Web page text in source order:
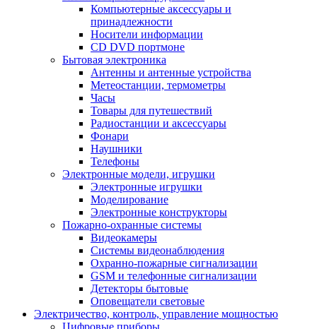
Компьютерные аксессуары и
принадлежности
Носители информации
CD DVD портмоне
Бытовая электроника
Антенны и антенные устройства
Метеостанции, термометры
Часы
Товары для путешествий
Радиостанции и аксессуары
Фонари
Наушники
Телефоны
Электронные модели, игрушки
Электронные игрушки
Моделирование
Электронные конструкторы
Пожарно-охранные системы
Видеокамеры
Системы видеонаблюдения
Охранно-пожарные сигнализации
GSM и телефонные сигнализации
Детекторы бытовые
Оповещатели световые
Электричество, контроль, управление мощностью
Цифровые приборы